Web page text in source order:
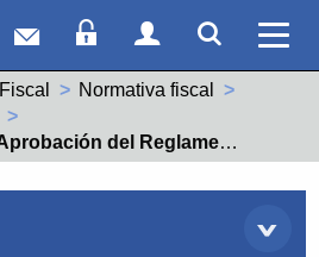
Correo webAcceso Socios
Acceso
Fiscal
Normativa fiscal
del Impuesto de Sociedades